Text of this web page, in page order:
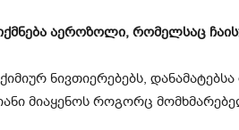
აეროზოლი, რომელსაც
ნივთიერებებს,
მიაყენოს როგორც